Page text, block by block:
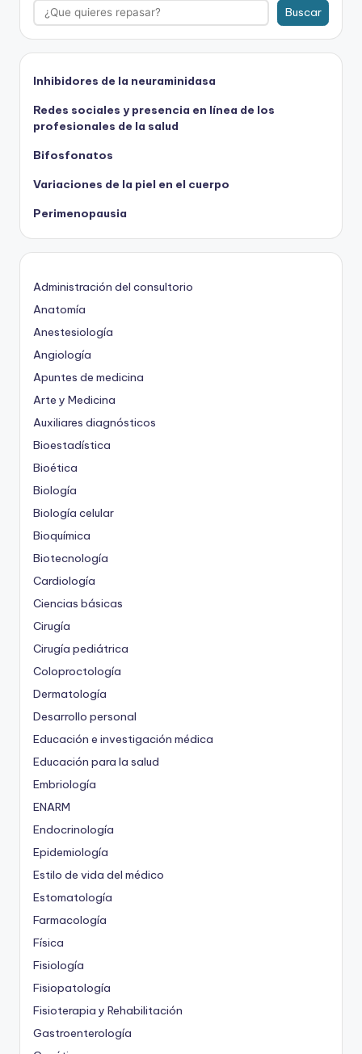
Buscar
Inhibidores de la neuraminidasa
Redes sociales y presencia en línea de los
profesionales de la salud
Bifosfonatos
Variaciones de la piel en el cuerpo
Perimenopausia
Administración del consultorio
Anatomía
Anestesiología
Angiología
Apuntes de medicina
Arte y Medicina
Auxiliares diagnósticos
Bioestadística
Bioética
Biología
Biología celular
Bioquímica
Biotecnología
Cardiología
Ciencias básicas
Cirugía
Cirugía pediátrica
Coloproctología
Dermatología
Desarrollo personal
Educación e investigación médica
Educación para la salud
Embriología
ENARM
Endocrinología
Epidemiología
Estilo de vida del médico
Estomatología
Farmacología
Física
Fisiología
Fisiopatología
Fisioterapia y Rehabilitación
Gastroenterología